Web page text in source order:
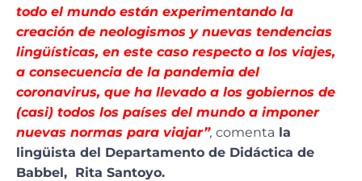
todo el mundo están experimentando la
creación de neologismos y nuevas tendencias
lingüísticas, en este caso respecto a los viajes,
a consecuencia de la pandemia del
coronavirus, que ha llevado a los gobiernos de
(casi) todos los países del mundo a imponer
nuevas normas para viajar”, comenta la
lingüista del Departamento de Didáctica de
Babbel, Rita Santoyo.